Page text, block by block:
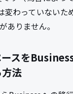
変わっていないた
ありません。
スを
法